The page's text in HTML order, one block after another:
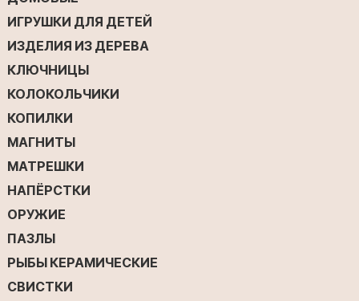
ИГРУШКИ ДЛЯ ДЕТЕЙ
ИЗДЕЛИЯ ИЗ ДЕРЕВА
КЛЮЧНИЦЫ
КОЛОКОЛЬЧИКИ
КОПИЛКИ
МАГНИТЫ
МАТРЕШКИ
НАПЁРСТКИ
ОРУЖИЕ
ПАЗЛЫ
РЫБЫ КЕРАМИЧЕСКИЕ
СВИСТКИ